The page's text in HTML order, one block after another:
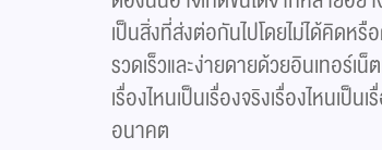
เป็นสิ่งที่ส่งต่อกันไปโดยไม่ได้คิดห
รวดเร็วและง่ายดายด้วยอินเทอร์เ
เรื่องไหนเป็นเรื่องจริงเรื่องไหนเ
อนาคต